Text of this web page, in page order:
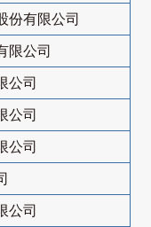
份有限公司
限公司
公司
公司
公司
公司